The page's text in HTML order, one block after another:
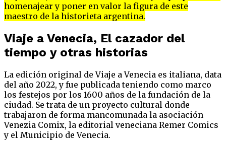
homenajear y poner en valor la figura de este
maestro de la historieta argentina.
Viaje a Venecia, El cazador del
tiempo y otras historias
La edición original de Viaje a Venecia es italiana, data
del año 2022, y fue publicada teniendo como marco
los festejos por los 1600 años de la fundación de la
ciudad. Se trata de un proyecto cultural donde
trabajaron de forma mancomunada la asociación
Venezia Comix, la editorial veneciana Remer Comics
y el Municipio de Venecia.